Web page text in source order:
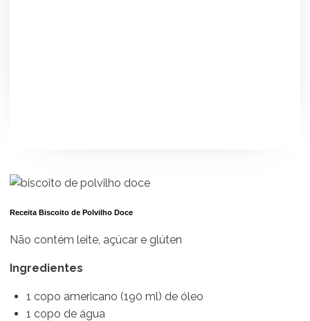
Receita Biscoito de Polvilho Doce
Não contém leite, açúcar e glúten
Ingredientes
1 copo americano (190 ml) de óleo
1 copo de água